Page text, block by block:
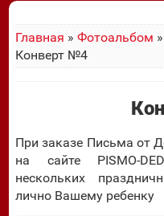
Главная »Фотоальбом »
Конверт №4
При заказе Письма от
на сайте PISMO-
нескольких
лично Вашему ребенку